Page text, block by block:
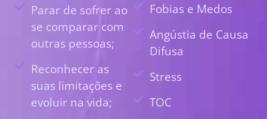
Parar de sofrer ao
se comparar com
outras pessoas;
Reconhecer as
suas limitações e
evoluir na vida;
Fobias e Medos
Angústia de Causa
Difusa
Stress
TOC